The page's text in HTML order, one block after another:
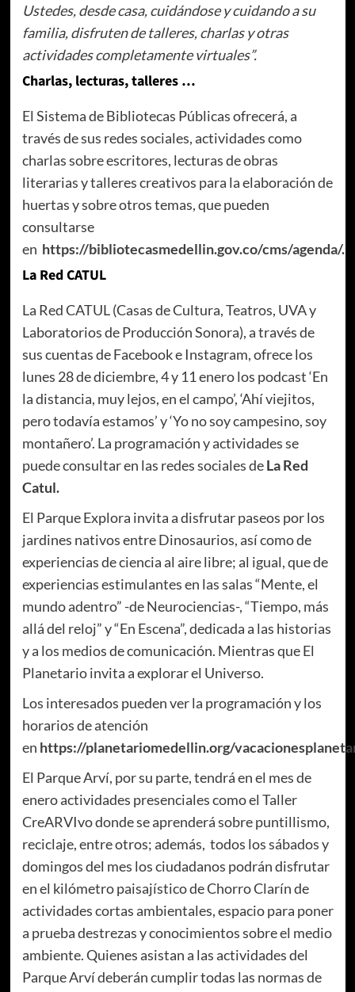
Ustedes, desde casa, cuidándose y cuidando a su
familia, disfruten de talleres, charlas y otras
actividades completamente virtuales”.
Charlas, lecturas, talleres …
El Sistema de Bibliotecas Públicas ofrecerá, a
través de sus redes sociales, actividades como
charlas sobre escritores, lecturas de obras
literarias y talleres creativos para la elaboración de
huertas y sobre otros temas, que pueden
consultarse
en https://bibliotecasmedellin.gov.co/cms/agenda/.
La Red CATUL
La Red CATUL (Casas de Cultura, Teatros, UVA y
Laboratorios de Producción Sonora), a través de
sus cuentas de Facebook e Instagram, ofrece los
lunes 28 de diciembre, 4 y 11 enero los podcast ‘En
la distancia, muy lejos, en el campo’, ‘Ahí viejitos,
pero todavía estamos’ y ‘Yo no soy campesino, soy
montañero’. La programación y actividades se
puede consultar en las redes sociales deLa Red
Catul.
El Parque Explora invita a disfrutar paseos por los
jardines nativos entre Dinosaurios, así como de
experiencias de ciencia al aire libre; al igual, que de
experiencias estimulantes en las salas “Mente, el
mundo adentro” -de Neurociencias-, “Tiempo, más
allá del reloj” y “En Escena”, dedicada a las historias
y a los medios de comunicación. Mientras que El
Planetario invita a explorar el Universo.
Los interesados pueden ver la programación y los
horarios de atención
en https://planetariomedellin.org/
El Parque Arví, por su parte, tendrá en el mes de
enero actividades presenciales como el Taller
CreARVIvo donde se aprenderá sobre puntillismo,
reciclaje, entre otros; además, todos los sábados y
domingos del mes los ciudadanos podrán disfrutar
en el kilómetro paisajístico de Chorro Clarín de
actividades cortas ambientales, espacio para poner
a prueba destrezas y conocimientos sobre el medio
ambiente. Quienes asistan a las actividades del
Parque Arví deberán cumplir todas las normas de